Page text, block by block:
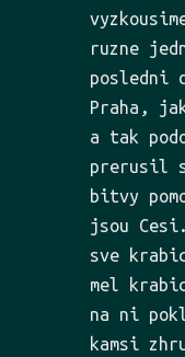
ruzne
posledni
Praha,
a tak
prerusil
bitvy
jsou
sve
mel
na ni
kamsi